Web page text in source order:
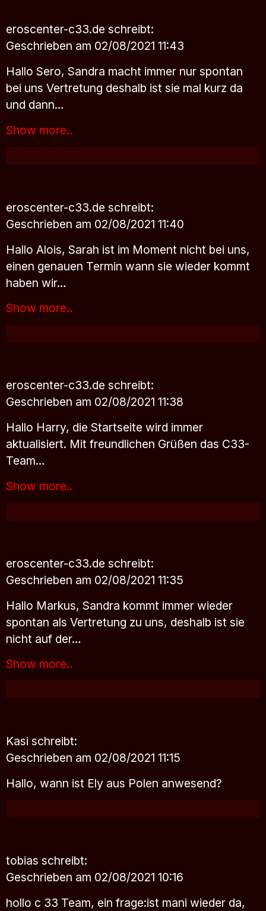
eroscenter-c33.de schreibt:
Geschrieben am 02/08/2021 11:43
Hallo Sero, Sandra macht immer nur spontan
bei uns Vertretung deshalb ist sie mal kurz da
und dann…
Show more..
eroscenter-c33.de schreibt:
Geschrieben am 02/08/2021 11:40
Hallo Alois, Sarah ist im Moment nicht bei uns,
einen genauen Termin wann sie wieder kommt
haben wir…
Show more..
eroscenter-c33.de schreibt:
Geschrieben am 02/08/2021 11:38
Hallo Harry, die Startseite wird immer
aktualisiert. Mit freundlichen Grüßen das C33-
Team…
Show more..
eroscenter-c33.de schreibt:
Geschrieben am 02/08/2021 11:35
Hallo Markus, Sandra kommt immer wieder
spontan als Vertretung zu uns, deshalb ist sie
nicht auf der…
Show more..
Kasi schreibt:
Geschrieben am 02/08/2021 11:15
Hallo, wann ist Ely aus Polen anwesend?
tobias schreibt:
Geschrieben am 02/08/2021 10:16
hollo c 33 Team, ein frage:ist mani wieder da,